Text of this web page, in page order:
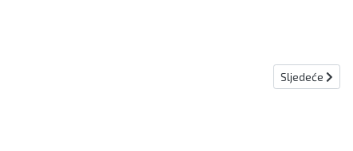
Sljedeći
Sljedeće